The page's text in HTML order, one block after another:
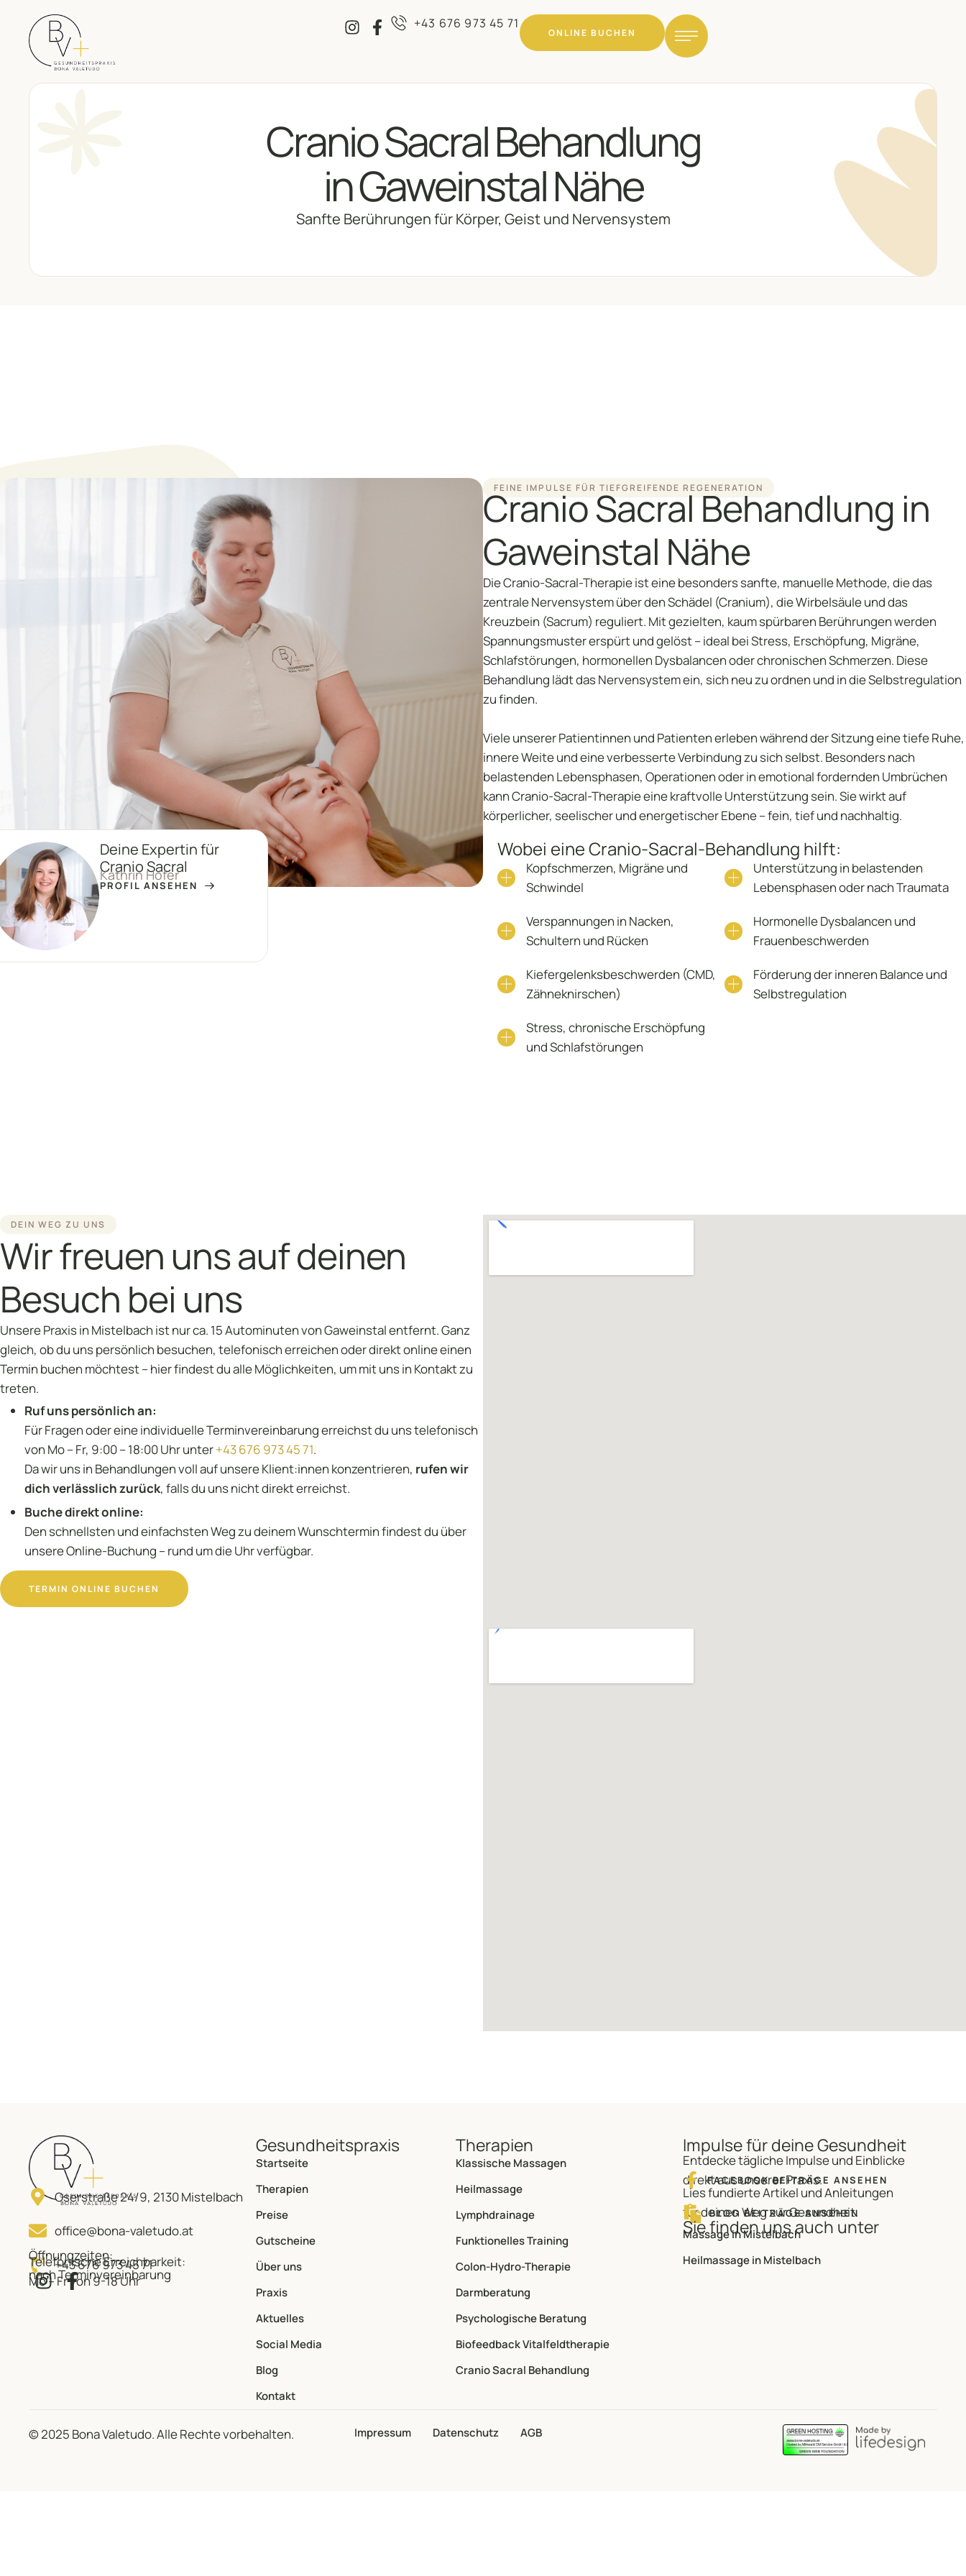
+43 676 973 45 71
ONLINE BUCHEN
Heilmassage
Lymphdrainage
Funktionelles Training
Social Media
Cranio Sacral Behandlung
in Gaweinstal Nähe
Sanfte Berührungen für Körper, Geist und Nervensystem
FEINE IMPULSE FÜR TIEFGREIFENDE REGENERATION
Cranio Sacral Behandlung in
Gaweinstal Nähe
Die Cranio-Sacral-Therapie ist eine besonders sanfte, manuelle Methode, die das
zentrale Nervensystem über den Schädel (Cranium), die Wirbelsäule und das
Kreuzbein (Sacrum) reguliert. Mit gezielten, kaum spürbaren Berührungen werden
Spannungsmuster erspürt und gelöst – ideal bei Stress, Erschöpfung, Migräne,
Schlafstörungen, hormonellen Dysbalancen oder chronischen Schmerzen. Diese
Behandlung lädt das Nervensystem ein, sich neu zu ordnen und in die Selbstregulation
zu finden.
Viele unserer Patientinnen und Patienten erleben während der Sitzung eine tiefe Ruhe,
innere Weite und eine verbesserte Verbindung zu sich selbst. Besonders nach
belastenden Lebensphasen, Operationen oder in emotional fordernden Umbrüchen
kann Cranio-Sacral-Therapie eine kraftvolle Unterstützung sein. Sie wirkt auf
körperlicher, seelischer und energetischer Ebene – fein, tief und nachhaltig.
Wobei eine Cranio-Sacral-Behandlung hilft:
Kopfschmerzen, Migräne und
Schwindel
Verspannungen in Nacken,
Schultern und Rücken
Kiefergelenksbeschwerden (CMD,
Zähneknirschen)
Stress, chronische Erschöpfung
und Schlafstörungen
Unterstützung in belastenden
Lebensphasen oder nach Traumata
Hormonelle Dysbalancen und
Frauenbeschwerden
Förderung der inneren Balance und
Selbstregulation
Deine Expertin für
Cranio Sacral
Kathrin Höfer
PROFIL ANSEHEN
DEIN WEG ZU UNS
Wir freuen uns auf deinen
Besuch bei uns
Unsere Praxis in Mistelbach ist nur ca. 15 Autominuten von Gaweinstal entfernt. Ganz
gleich, ob du uns persönlich besuchen, telefonisch erreichen oder direkt online einen
Termin buchen möchtest – hier findest du alle Möglichkeiten, um mit uns in Kontakt zu
treten.
Ruf uns persönlich an:
Für Fragen oder eine individuelle Terminvereinbarung erreichst du uns telefonisch
von Mo – Fr, 9:00 – 18:00 Uhr unter+43 676 973 45 71.
Da wir uns in Behandlungen voll auf unsere Klient:innen konzentrieren, rufen wir
dich verlässlich zurück, falls du uns nicht direkt erreichst.
Buche direkt online:
Den schnellsten und einfachsten Weg zu deinem Wunschtermin findest du über
unsere Online-Buchung – rund um die Uhr verfügbar.
TERMIN ONLINE BUCHEN
Oserstraße 24/9, 2130 Mistelbach
office@bona-valetudo.at
+43 676 973 45 71
Öffnungzeiten:
nach Terminvereinbarung
Telefonische Erreichbarkeit:
Mo – Fr von 9-18 Uhr
Gesundheitspraxis
Startseite
Therapien
Preise
Gutscheine
Über uns
Praxis
Aktuelles
Social Media
Blog
Kontakt
Therapien
Klassische Massagen
Heilmassage
Lymphdrainage
Funktionelles Training
Colon-Hydro-Therapie
Darmberatung
Psychologische Beratung
Biofeedback Vitalfeldtherapie
Cranio Sacral Behandlung
Impulse für deine Gesundheit
Entdecke tägliche Impulse und Einblicke
direkt aus unserer Praxis.
FACEBOOK BEITRÄGE ANSEHEN
Lies fundierte Artikel und Anleitungen
für deinen Weg zur Gesundheit.
BLOG BEITRÄGE ANSEHEN
Sie finden uns auch unter
Massage in Mistelbach
Heilmassage in Mistelbach
© 2025 Bona Valetudo. Alle Rechte vorbehalten. Impressum Datenschutz AGB